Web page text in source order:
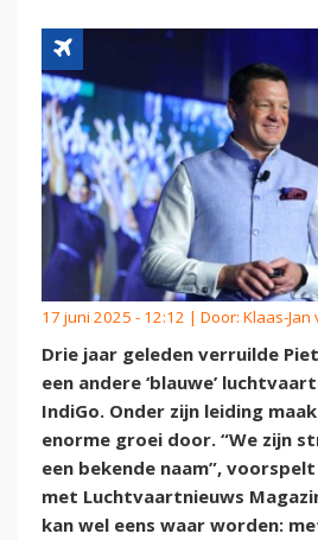
17 juni 2025 - 12:12 | Door: Klaas-Jan
Drie jaar geleden verruilde
een andere ‘blauwe’
IndiGo. Onder zijn leiding
enorme groei door. “We zijn
een bekende naam”,
met Luchtvaartnieuws
kan wel eens waar worden: